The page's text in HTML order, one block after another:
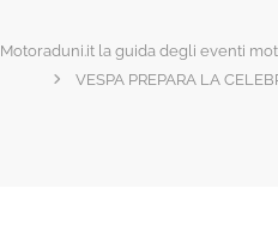
Motoraduni.it la guida degli eventi
VESPA PREPARA LA